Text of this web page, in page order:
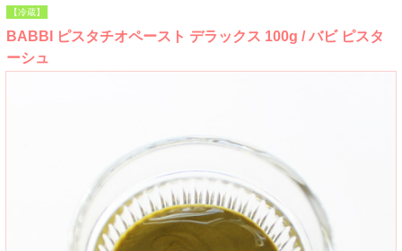
【冷蔵】
BABBI ピスタチオペースト デラックス 100g / バビ ピスタ
ーシュ